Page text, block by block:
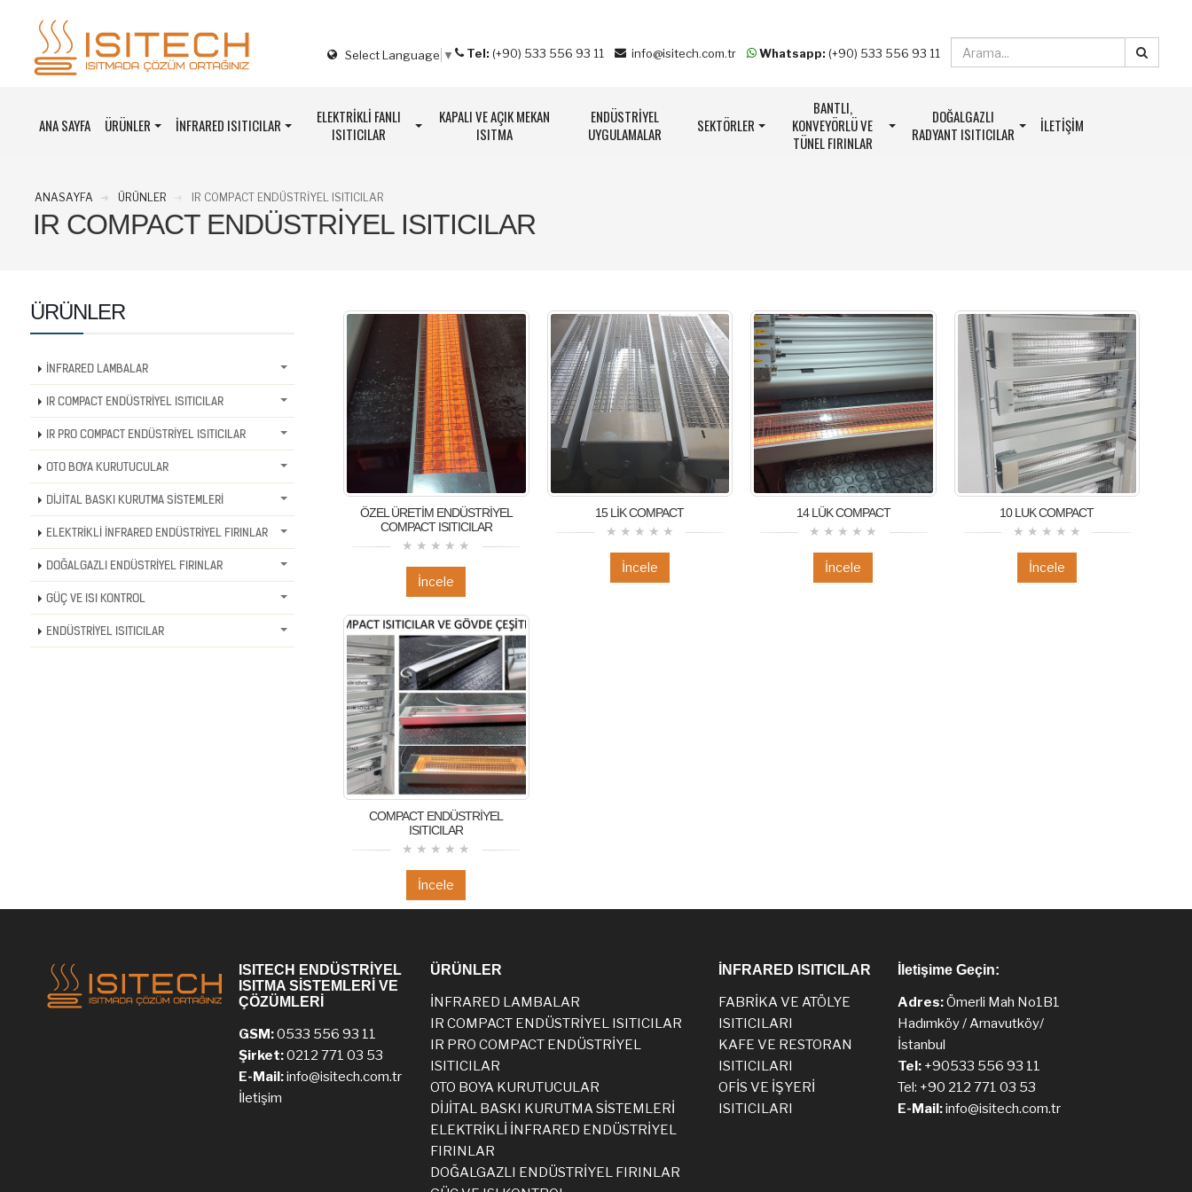
Select Language ▼ Tel: (+90) 533 556 93 11 info@isitech.com.tr Whatsapp: (+90) 533 556 93 11
ANA SAYFA ÜRÜNLER İNFRARED ISITICILAR
ELEKTRİKLİ FANLI
ISITICILAR
KAPALI VE AÇIK MEKAN
ISITMA
ENDÜSTRİYEL
UYGULAMALAR
SEKTÖRLER
BANTLI,
KONVEYÖRLÜ VE
TÜNEL FIRINLAR
DOĞALGAZLI
RADYANT ISITICILAR
İLETIŞIM
ANASAYFA ÜRÜNLER IR COMPACT ENDÜSTRİYEL ISITICILAR
IR COMPACT ENDÜSTRİYEL ISITICILAR
ÖZEL ÜRETİM ENDÜSTRİYEL
COMPACT ISITICILAR
İncele
15 LİK COMPACT
İncele
14 LÜK COMPACT
İncele
10 LUK COMPACT
İncele
COMPACT ENDÜSTRİYEL
ISITICILAR
İncele
ÜRÜNLER
İNFRARED LAMBALAR
IR COMPACT ENDÜSTRİYEL ISITICILAR
IR PRO COMPACT ENDÜSTRİYEL ISITICILAR
OTO BOYA KURUTUCULAR
DİJİTAL BASKI KURUTMA SİSTEMLERİ
ELEKTRİKLİ İNFRARED ENDÜSTRİYEL FIRINLAR
DOĞALGAZLI ENDÜSTRİYEL FIRINLAR
GÜÇ VE ISI KONTROL
ENDÜSTRİYEL ISITICILAR
ISITECH ENDÜSTRİYEL
ISITMA SİSTEMLERİ VE
ÇÖZÜMLERİ
GSM:0533 556 93 11
Şirket:0212 771 03 53
E-Mail:info@isitech.com.tr
İletişim
ÜRÜNLER
İNFRARED LAMBALAR
IR COMPACT ENDÜSTRİYEL ISITICILAR
IR PRO COMPACT ENDÜSTRİYEL
ISITICILAR
OTO BOYA KURUTUCULAR
DİJİTAL BASKI KURUTMA SİSTEMLERİ
ELEKTRİKLİ İNFRARED ENDÜSTRİYEL
FIRINLAR
DOĞALGAZLI ENDÜSTRİYEL FIRINLAR
İNFRARED ISITICILAR
FABRİKA VE ATÖLYE
ISITICILARI
KAFE VE RESTORAN
ISITICILARI
OFİS VE İŞYERİ
ISITICILARI
İletişime Geçin:
Adres:Ömerli Mah No1B1
Hadımköy / Arnavutköy/
İstanbul
Tel: +90533 556 93 11
Tel: +90 212 771 03 53
E-Mail:info@isitech.com.tr